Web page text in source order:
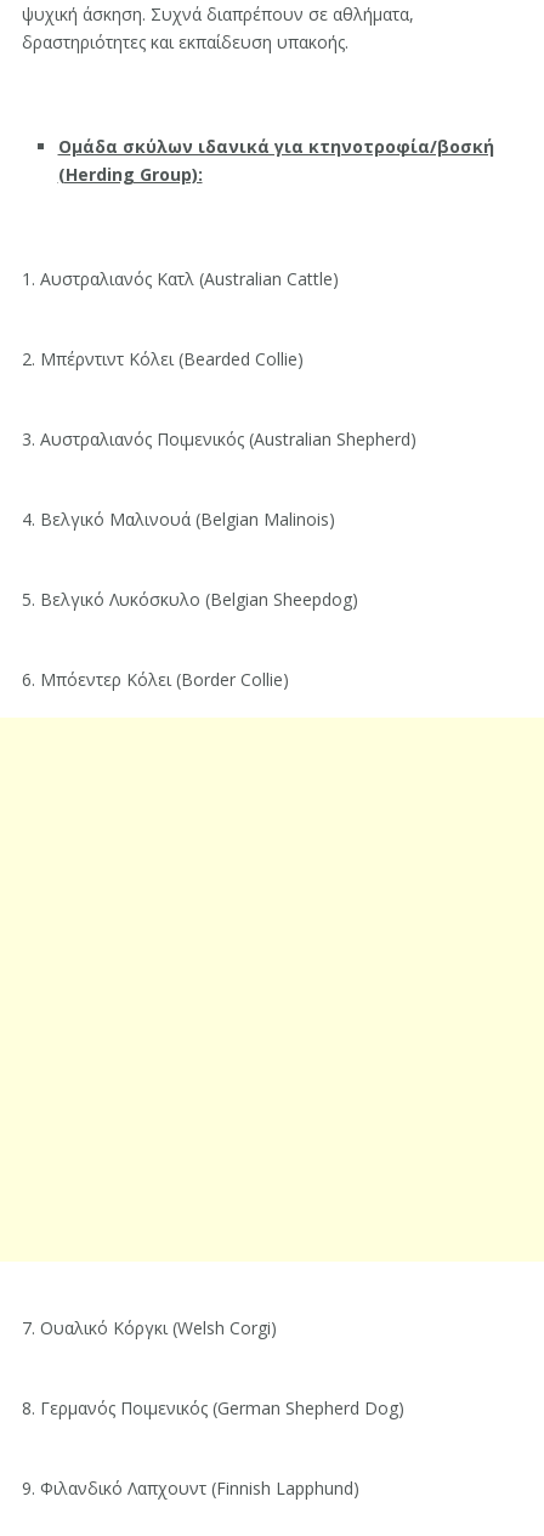
ψυχική άσκηση. Συχνά διαπρέπουν σε αθλήματα,
δραστηριότητες και εκπαίδευση υπακοής.
Ομάδα σκύλων ιδανικά για κτηνοτροφία/βοσκή
(Herding Group):
1. Αυστραλιανός Κατλ (Australian Cattle)
2. Μπέρντιντ Κόλει (Bearded Collie)
3. Αυστραλιανός Ποιμενικός (Australian Shepherd)
4. Βελγικό Μαλινουά (Belgian Malinois)
5. Βελγικό Λυκόσκυλο (Belgian Sheepdog)
6. Μπόεντερ Κόλει (Border Collie)
7. Ουαλικό Κόργκι (Welsh Corgi)
8. Γερμανός Ποιμενικός (German Shepherd Dog)
9. Φιλανδικό Λαπχουντ (Finnish Lapphund)